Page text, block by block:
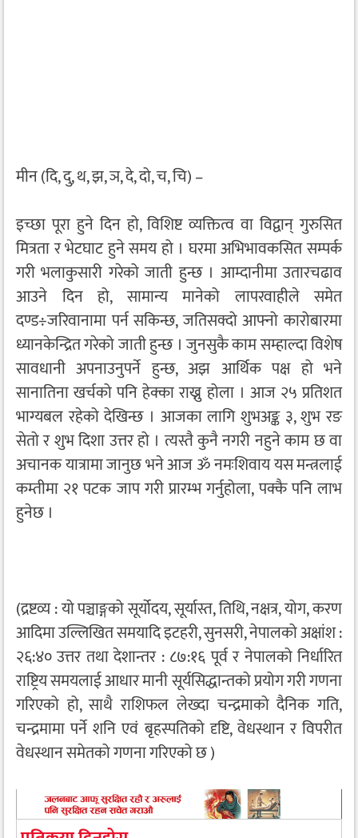
मीन (दि, दु, थ, झ, ञ, दे, दो, च, चि) –
इच्छा पूरा हुने दिन हो, विशिष्ट व्यक्तित्व वा विद्वान् गुरुसित
मित्रता र भेटघाट हुने समय हो । घरमा अभिभावकसित सम्पर्क
गरी भलाकुसारी गरेको जाती हुन्छ । आम्दानीमा उतारचढाव
आउने दिन हो, सामान्य मानेको लापरवाहीले समेत
दण्ड÷जरिवानामा पर्न सकिन्छ, जतिसक्दो आफ्नो कारोबारमा
ध्यानकेन्द्रित गरेको जाती हुन्छ । जुनसुकै काम सम्हाल्दा विशेष
सावधानी अपनाउनुपर्ने हुन्छ, अझ आर्थिक पक्ष हो भने
सानातिना खर्चको पनि हेक्का राख्नु होला । आज २५ प्रतिशत
भाग्यबल रहेको देखिन्छ । आजका लागि शुभअङ्क ३, शुभ रङ
सेतो र शुभ दिशा उत्तर हो । त्यस्तै कुनै नगरी नहुने काम छ वा
अचानक यात्रामा जानुछ भने आज ॐ नमःशिवाय यस मन्त्रलाई
कम्तीमा २१ पटक जाप गरी प्रारम्भ गर्नुहोला, पक्कै पनि लाभ
हुनेछ ।
(द्रष्टव्य : यो पञ्चाङ्गको सूर्योदय, सूर्यास्त, तिथि, नक्षत्र, योग, करण
आदिमा उल्लिखित समयादि इटहरी, सुनसरी, नेपालको अक्षांश :
२६:४० उत्तर तथा देशान्तर : ८७:१६ पूर्व र नेपालको निर्धारित
राष्ट्रिय समयलाई आधार मानी सूर्यसिद्धान्तको प्रयोग गरी गणना
गरिएको हो, साथै राशिफल लेख्दा चन्द्रमाको दैनिक गति,
चन्द्रमामा पर्ने शनि एवं बृहस्पतिको दृष्टि, वेधस्थान र विपरीत
वेधस्थान समेतको गणना गरिएको छ )